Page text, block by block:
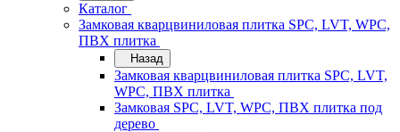
Каталог
Замковая кварцвиниловая плитка SPC, LVT, WPC,
ПВХ плитка
Назад
Замковая кварцвиниловая плитка SPC, LVT,
WPC, ПВХ плитка
Замковая SPC, LVT, WPC, ПВХ плитка под
дерево